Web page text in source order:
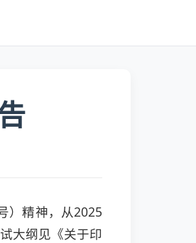
）精神，从2025
大纲见《关于印